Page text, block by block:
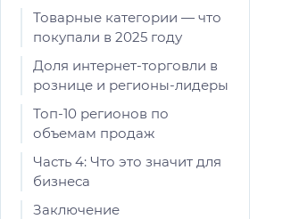
Товарные категории — что
покупали в 2025 году
Доля интернет-торговли в
рознице и регионы-лидеры
Топ-10 регионов по
объемам продаж
Часть 4: Что это значит для
бизнеса
Заключение